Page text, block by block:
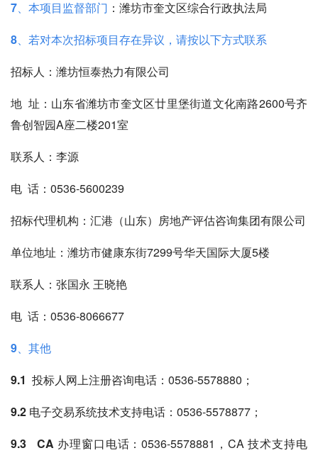
7、本项目监督部门 ：潍坊市奎文区综合行政执法局
8、若对本次招标项目存在异议，请按以下方式联系
招标人： 潍坊恒泰热力有限公司
地 址： 山东省潍坊市奎文区廿里堡街道文化南路2600号齐
鲁创智园A座二楼201室
联系人： 李源
电 话： 0536-5600239
招标代理机构： 汇港（山东）房地产评估咨询集团有限公司
单位地址： 潍坊市健康东街7299号华天国际大厦5楼
联系人： 张国永 王晓艳
电 话： 0536-8066677
9、其他
9.1 投标人网上注册咨询电话 ：0536-5578880；
9.2 电子交易系统技术支持电话 ：0536-5578877；
9.3 CA 办理窗口电话 ：0536-5578881，CA 技术支持电